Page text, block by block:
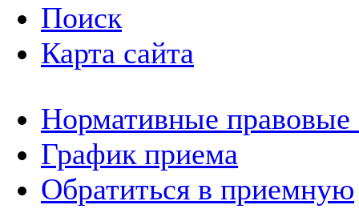
Поиск
Карта сайта
Нормативные правовые
График приема
Обратиться в приемную